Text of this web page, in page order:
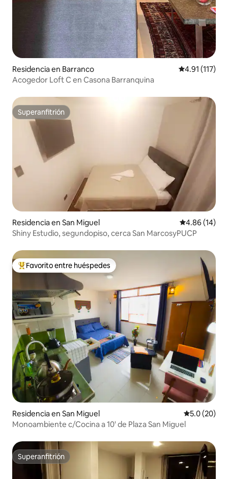
Residencia en Barranco Calificación
4.91 (117)
Acogedor Loft C en Casona Barranquina
Superanfitrión
Superanfitrión
Residencia en San Miguel Calificación
4.86 (14)
Shiny Estudio, segundopiso, cerca San MarcosyPUCP
De los mejores en Favorito entre huéspedes
Favorito entre huéspedes
Residencia en San Miguel Calificación
5.0 (20)
Monoambiente c/Cocina a 10' de Plaza San Miguel
Superanfitrión
Superanfitrión